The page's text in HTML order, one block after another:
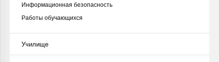
Информационная безопасность
Работы обучающихся
Училище